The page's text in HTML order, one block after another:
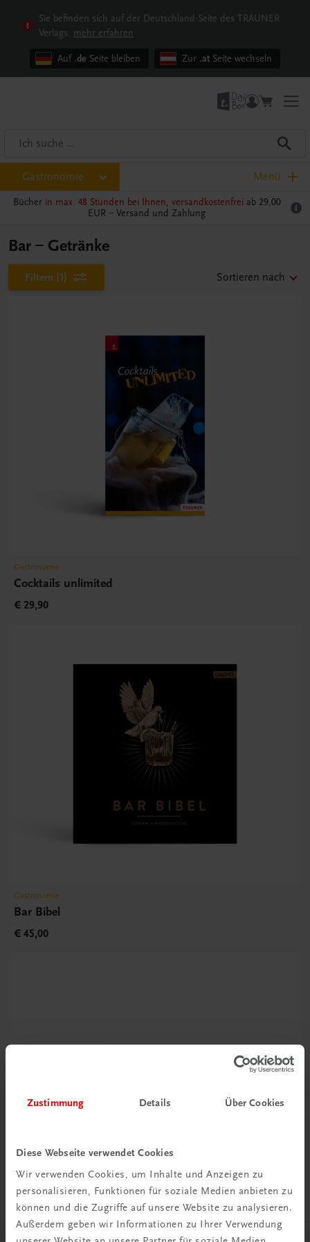
Zustimmung Details Über Cookies
Diese Webseite verwendet Cookies
Wir verwenden Cookies, um Inhalte und Anzeigen zu
personalisieren, Funktionen für soziale Medien anbieten zu
können und die Zugriffe auf unsere Website zu analysieren.
Außerdem geben wir Informationen zu Ihrer Verwendung
Sie befinden sich auf der Deutschland-Seite des TRAUNER
Verlags. mehr erfahren
Auf .de Seite bleiben Zur .at Seite wechseln
Gastronomie Menü
Bücher in max. 48 Stunden bei Ihnen, versandkostenfrei ab 29,00
EUR – Versand und Zahlung
Bar – Getränke
Filtern (1) Sortieren nach
Gastronomie
Cocktails unlimited
€ 29,90
Gastronomie
Bar Bibel
€ 45,00
Rabattcode erhalten
Jetzt anmelden